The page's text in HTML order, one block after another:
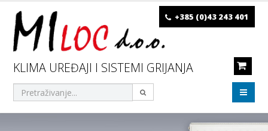
KLIMA UREĐAJI I SISTEMI GRIJANJA
+385 (0)43 243 401